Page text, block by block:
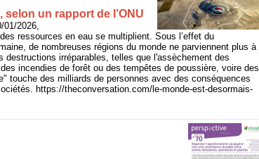
un rapport de l’ONU
01/2026,
ressources en eau se multiplient. Sous l’effet du
de nombreuses régions du monde ne parviennent plus à
destructions irréparables, telles que l'assèchement des
incendies de forêt ou des tempêtes de poussière, voire des
touche des milliards de personnes avec des conséquences
https://theconversation.com/le-monde-est-desormais-